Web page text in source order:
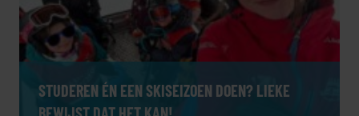
STUDEREN ÉN EEN SKISEIZOEN DOEN? LIEKE